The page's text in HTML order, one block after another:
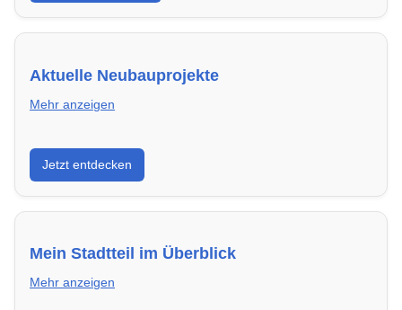
Aktuelle Neubauprojekte
Mehr anzeigen
Entdecke Neubauprojekte in Schwerin – modern,
energieeffizient und sofort bezugsfertig.
Jetzt entdecken
Mein Stadtteil im Überblick
Mehr anzeigen